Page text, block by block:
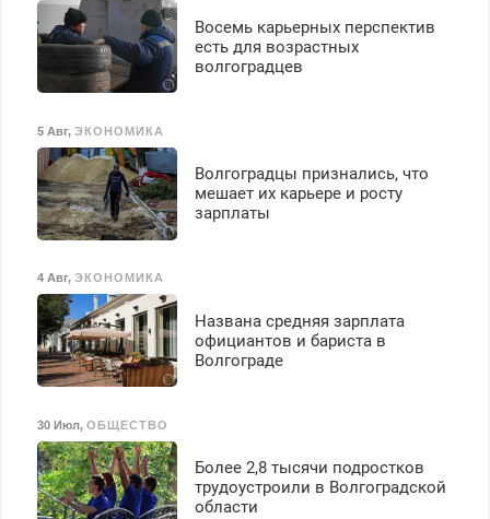
Восемь карьерных перспектив
есть для возрастных
волгоградцев
5 Авг, ЭКОНОМИКА
Волгоградцы признались, что
мешает их карьере и росту
зарплаты
4 Авг, ЭКОНОМИКА
Названа средняя зарплата
официантов и бариста в
Волгограде
30 Июл, ОБЩЕСТВО
Более 2,8 тысячи подростков
трудоустроили в Волгоградской
области